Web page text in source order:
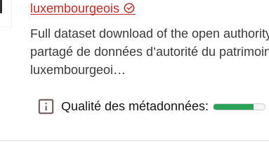
luxembourgeois
Full dataset download of the open
partagé de données d’autorité du
luxembourgeoi…
Qualité des métadonnées:
Qualité des métadonnées: